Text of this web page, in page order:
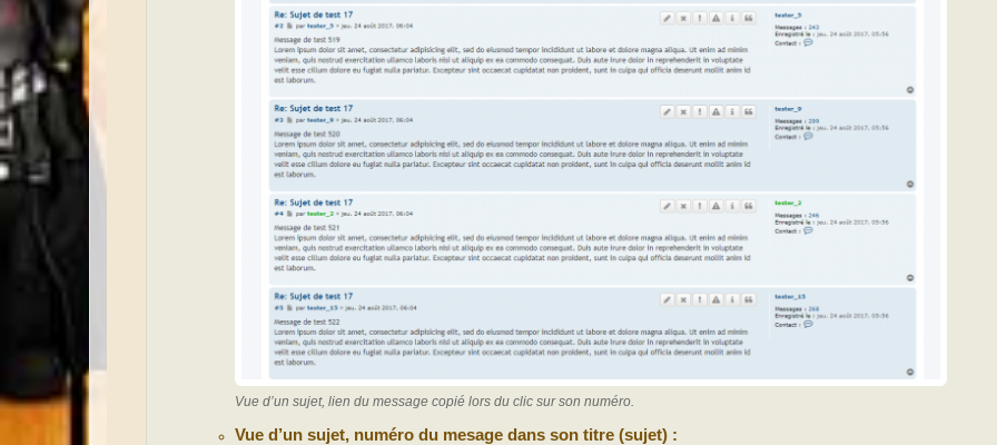
Vue d’un sujet, lien du message copié lors du clic sur son numéro.
Vue d’un sujet, numéro du mesage dans son titre (sujet) :